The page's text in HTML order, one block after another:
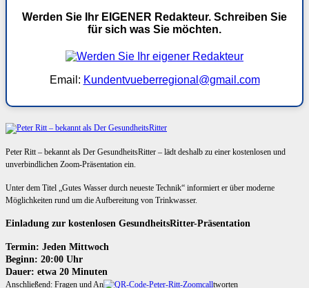
Werden Sie Ihr EIGENER Redakteur. Schreiben Sie
für sich was Sie möchten.
Email: Kundentvueberregional@gmail.com
Peter Ritt – bekannt als Der GesundheitsRitter – lädt deshalb zu einer kostenlosen und
unverbindlichen Zoom-Präsentation ein.
Unter dem Titel „Gutes Wasser durch neueste Technik“ informiert er über moderne
Möglichkeiten rund um die Aufbereitung von Trinkwasser.
Einladung zur kostenlosen GesundheitsRitter-Präsentation
Termin: Jeden Mittwoch
Beginn: 20:00 Uhr
Dauer: etwa 20 Minuten
Anschließend: Fragen und An tworten